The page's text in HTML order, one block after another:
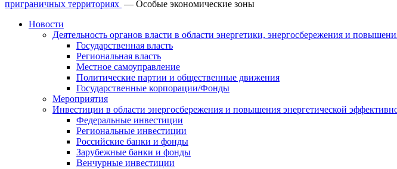
приграничных территориях — Особые экономические зоны
Новости
Деятельность органов власти в области энергетики, энергосбережения и
Государственная власть
Региональная власть
Местное самоуправление
Политические партии и общественные движения
Государственные корпорации/Фонды
Мероприятия
Инвестиции в области энергосбережения и повышения энергетической
Федеральные инвестиции
Региональные инвестиции
Российские банки и фонды
Зарубежные банки и фонды
Венчурные инвестиции